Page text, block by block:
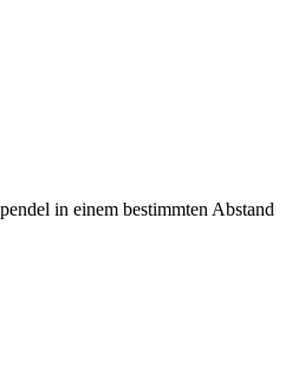
in einem bestimmten Abstand